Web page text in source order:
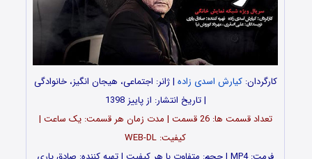
کارگردان:کیارش اسدی زاده | ژانر: اجتماعی، هیجان انگیز، خانوادگی
| تاریخ انتشار: از پاییز 1398
تعداد قسمت ها: 26 قسمت | مدت زمان هر قسمت: یک ساعت |
کیفیت: WEB-DL